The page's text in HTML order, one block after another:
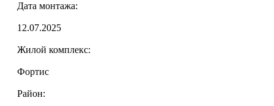
Дата монтажа:
12.07.2025
Жилой комплекс:
Фортис
Район: